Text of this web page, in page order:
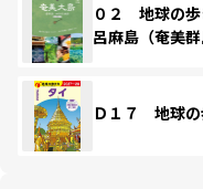
０２ 地球の
呂麻島（奄美
Ｄ１７ 地球